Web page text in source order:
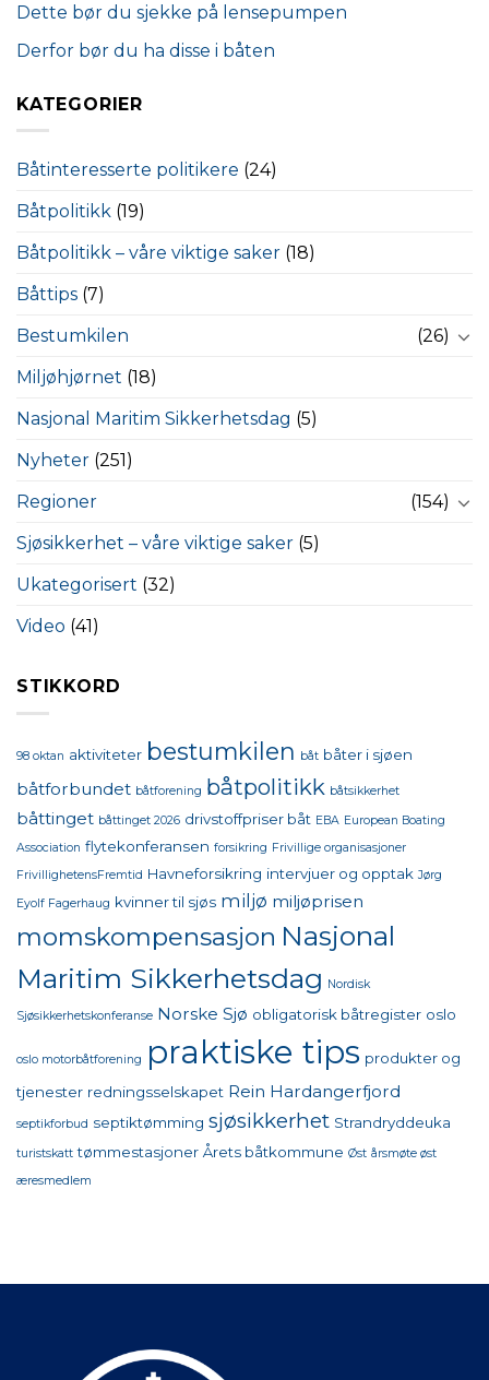
Dette bør du sjekke på lensepumpen
Derfor bør du ha disse i båten
KATEGORIER
Båtinteresserte politikere (24)
Båtpolitikk (19)
Båtpolitikk – våre viktige saker (18)
Båttips (7)
Bestumkilen
(26)
Miljøhjørnet (18)
Nasjonal Maritim Sikkerhetsdag (5)
Nyheter (251)
Regioner
(154)
Sjøsikkerhet – våre viktige saker (5)
Ukategorisert (32)
Video (41)
STIKKORD
98 oktan aktiviteter bestumkilen båt båter i sjøen
båtforbundet båtforening båtpolitikk båtsikkerhet
båttinget båttinget 2026 drivstoffpriser båt EBA European Boating
Association flytekonferansen forsikring Frivillige organisasjoner
FrivillighetensFremtid Havneforsikring intervjuer og opptak Jørg
Eyolf Fagerhaug kvinner til sjøs miljø miljøprisen
momskompensasjon Nasjonal
Maritim Sikkerhetsdag Nordisk
Sjøsikkerhetskonferanse Norske Sjø obligatorisk båtregister oslo
oslo motorbåtforening praktiske tips produkter og
tjenester redningsselskapet Rein Hardangerfjord
septikforbud septiktømming sjøsikkerhet Strandryddeuka
turistskatt tømmestasjoner Årets båtkommune Øst årsmøte øst
æresmedlem